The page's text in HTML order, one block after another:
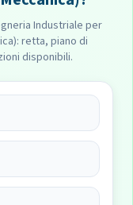
Industriale per
retta, piano di
disponibili.